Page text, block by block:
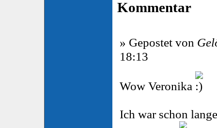
Kommentar
» Gepostet von
18:13
Wow Veronika
Ich war schon